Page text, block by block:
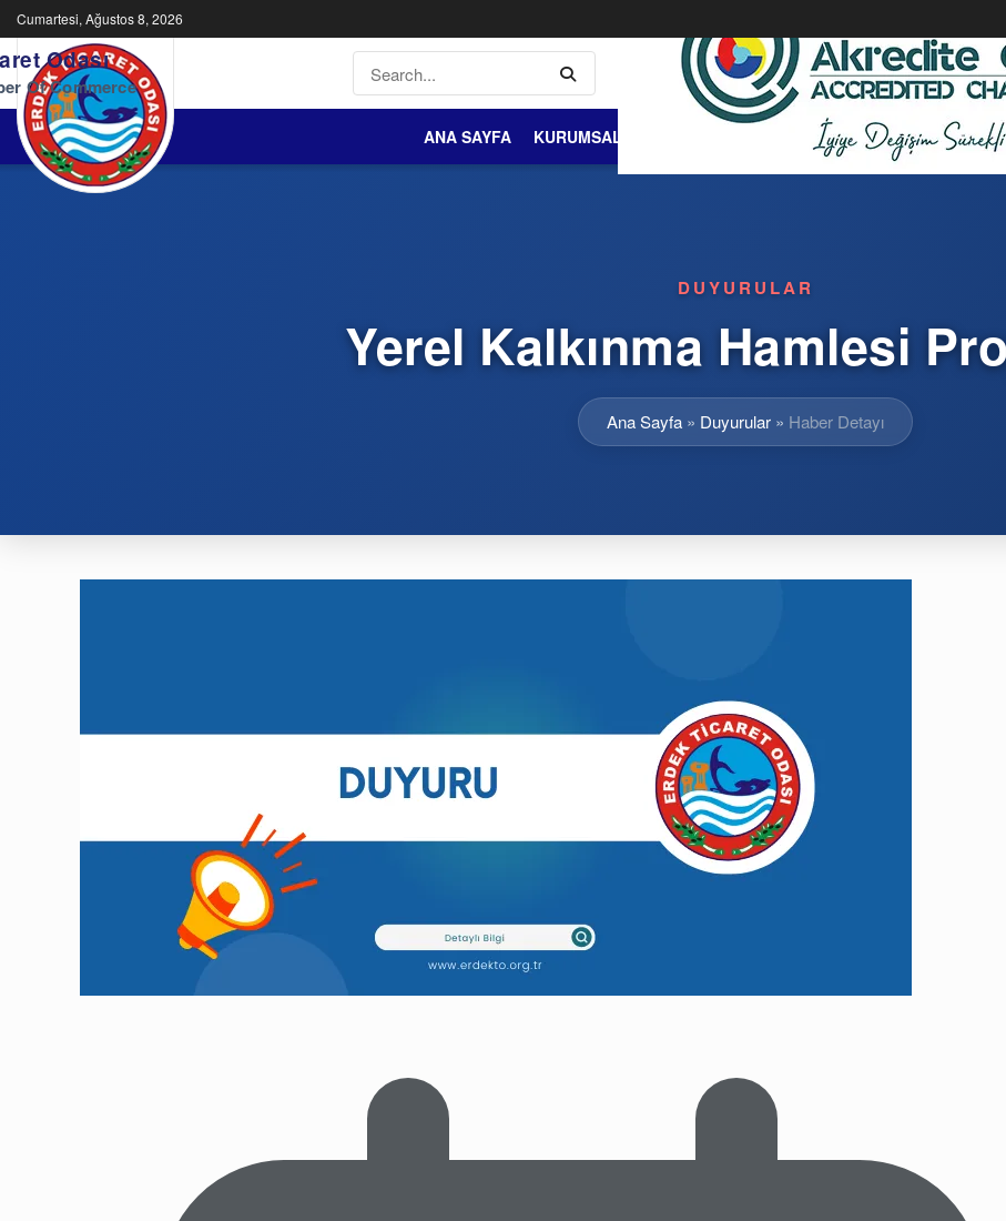
Cumartesi, Ağustos 8, 2026
Odası
Of Commerce
ANA SAYFA KURUMSAL DIŞ TİCARET BİLGİ
DUYURULAR
Yerel Kalkınma Hamlesi
Ana Sayfa » Duyurular » Haber Detayı